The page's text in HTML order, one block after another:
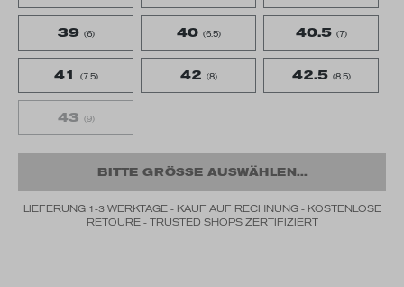
39 (6) 40 (6.5) 40.5 (7)
41 (7.5) 42 (8) 42.5 (8.5)
43 (9)
BITTE GRÖSSE AUSWÄHLEN...
LIEFERUNG 1-3 WERKTAGE - KAUF AUF RECHNUNG - KOSTENLOSE
RETOURE - TRUSTED SHOPS ZERTIFIZIERT